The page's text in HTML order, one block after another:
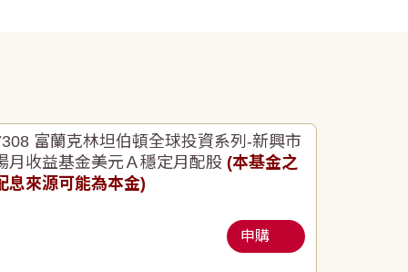
富蘭克林坦伯頓全球投資系列-新興市
月收益基金美元Ａ穩定月配股(本基金之
息來源可能為本金)
申購